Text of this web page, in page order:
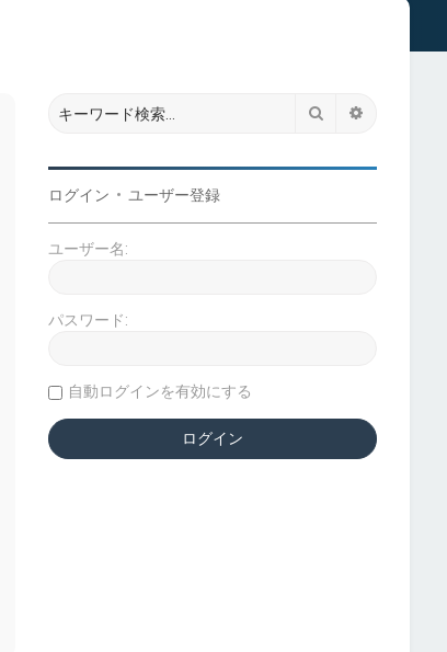
検索
ログイン • ユーザー登録
ユーザー名:
パスワード:
自動ログインを有効にする